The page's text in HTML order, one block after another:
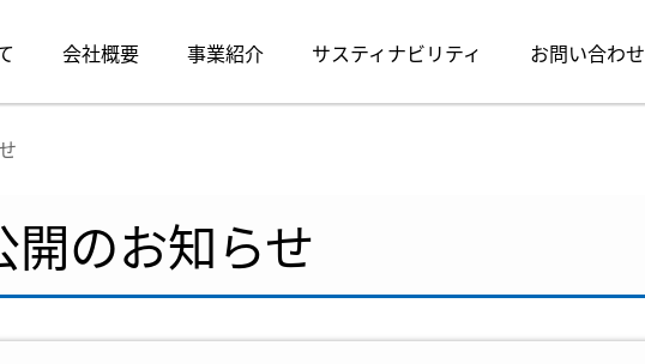
会社概要 事業紹介 サスティナビリティ お問い合わせ
のお知らせ